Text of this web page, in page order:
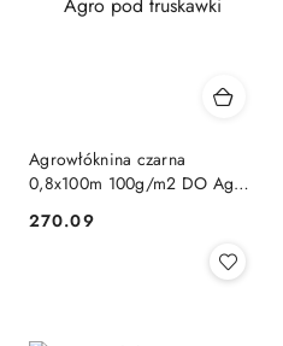
Agrowłóknina czarna
0,8x100m 100g/m2 DO Agro
Cena:
270.09